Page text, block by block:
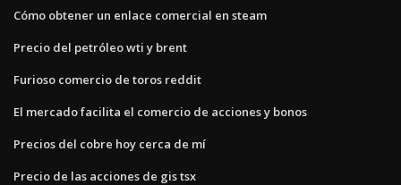
Cómo obtener un enlace comercial en steam
Precio del petróleo wti y brent
Furioso comercio de toros reddit
El mercado facilita el comercio de acciones y bonos
Precios del cobre hoy cerca de mí
Precio de las acciones de gis tsx